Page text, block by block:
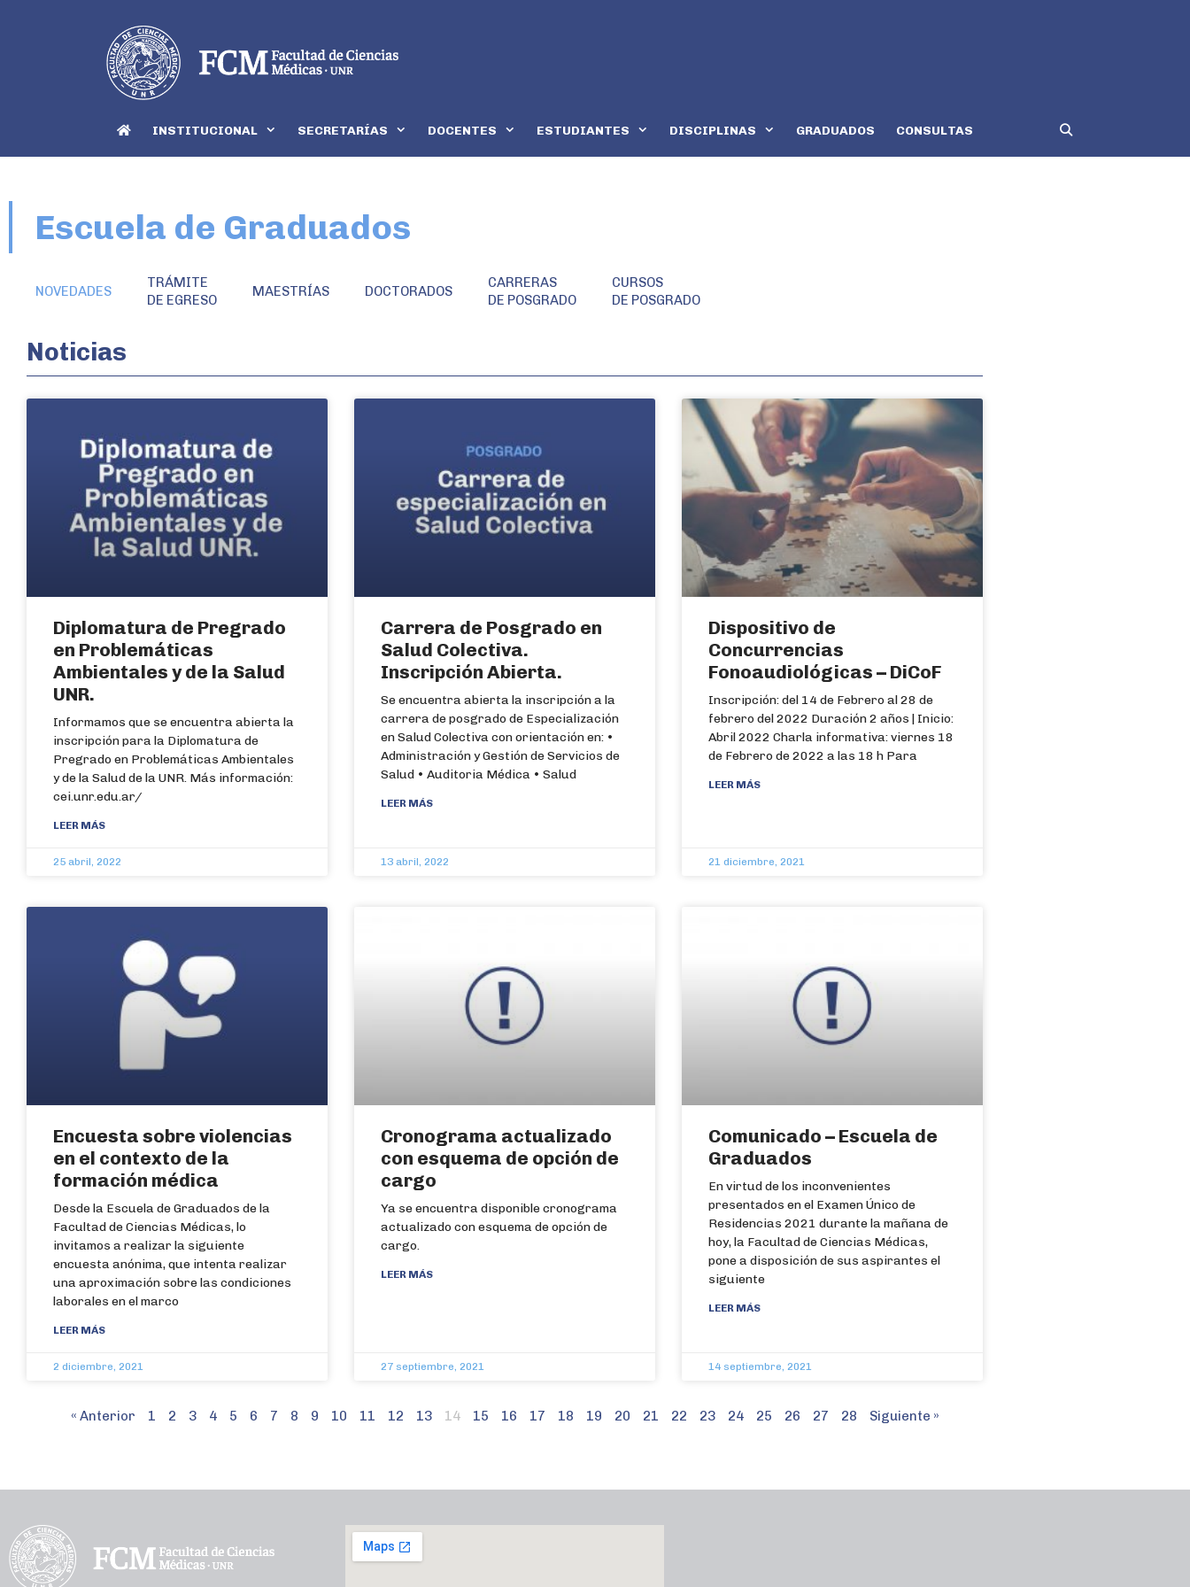
INSTITUCIONAL SECRETARÍAS DOCENTES ESTUDIANTES DISCIPLINAS GRADUADOS CONSULTAS
Escuela de Graduados
NOVEDADES
TRÁMITE
DE EGRESO
MAESTRÍAS DOCTORADOS
CARRERAS
DE POSGRADO
CURSOS
DE POSGRADO
Noticias
Diplomatura de Pregrado
en Problemáticas
Ambientales y de la Salud
UNR.
Informamos que se encuentra abierta la
inscripción para la Diplomatura de
Pregrado en Problemáticas Ambientales
y de la Salud de la UNR. Más información:
cei.unr.edu.ar/
LEER MÁS
25 abril, 2022
Carrera de Posgrado en
Salud Colectiva.
Inscripción Abierta.
Se encuentra abierta la inscripción a la
carrera de posgrado de Especialización
en Salud Colectiva con orientación en: •
Administración y Gestión de Servicios de
Salud • Auditoria Médica • Salud
LEER MÁS
13 abril, 2022
Dispositivo de
Concurrencias
Fonoaudiológicas – DiCoF
Inscripción: del 14 de Febrero al 28 de
febrero del 2022 Duración 2 años | Inicio:
Abril 2022 Charla informativa: viernes 18
de Febrero de 2022 a las 18 h Para
LEER MÁS
21 diciembre, 2021
Encuesta sobre violencias
en el contexto de la
formación médica
Desde la Escuela de Graduados de la
Facultad de Ciencias Médicas, lo
invitamos a realizar la siguiente
encuesta anónima, que intenta realizar
una aproximación sobre las condiciones
laborales en el marco
LEER MÁS
2 diciembre, 2021
Cronograma actualizado
con esquema de opción de
cargo
Ya se encuentra disponible cronograma
actualizado con esquema de opción de
cargo.
LEER MÁS
27 septiembre, 2021
Comunicado – Escuela de
Graduados
En virtud de los inconvenientes
presentados en el Examen Único de
Residencias 2021 durante la mañana de
hoy, la Facultad de Ciencias Médicas,
pone a disposición de sus aspirantes el
siguiente
LEER MÁS
14 septiembre, 2021
« Anterior 1 2 3 4 5 6 7 8 9 10 11 12 13 14 15 16 17 18 19 20 21 22 23 24 25 26 27 28 Siguiente »